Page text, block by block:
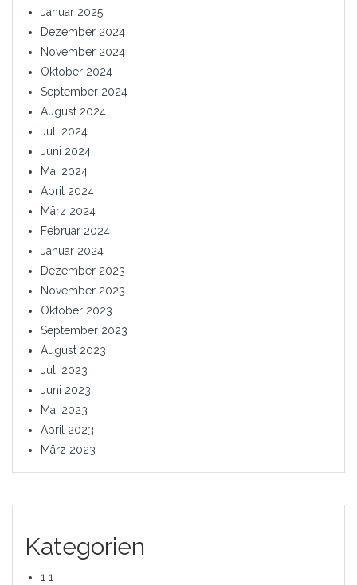
Januar 2025
Dezember 2024
November 2024
Oktober 2024
September 2024
August 2024
Juli 2024
Juni 2024
Mai 2024
April 2024
März 2024
Februar 2024
Januar 2024
Dezember 2023
November 2023
Oktober 2023
September 2023
August 2023
Juli 2023
Juni 2023
Mai 2023
April 2023
März 2023
Kategorien
1 1